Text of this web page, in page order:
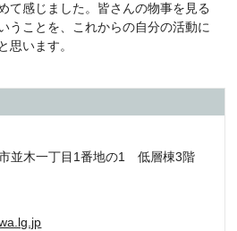
て感じました。皆さんの物事を見る
うことを、これからの自分の活動に
思います。
並木一丁目1番地の1 低層棟3階